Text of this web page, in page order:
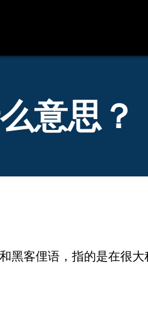
意思？
黑客俚语，指的是在很